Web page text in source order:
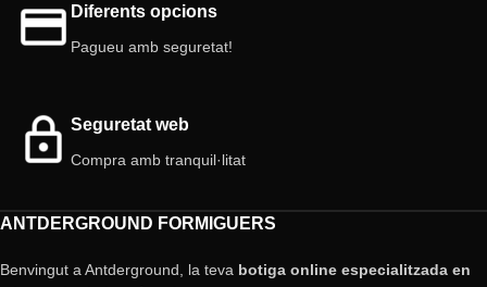
Diferents opcions
Pagueu amb seguretat!
Seguretat web
Compra amb tranquil·litat
ANTDERGROUND FORMIGUERS
Benvingut a Antderground, la teva botiga online especialitzada en